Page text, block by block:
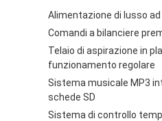
Contattaci
Notizie
Chiedi un preventivo
Alimentazione di lusso
Comandi a bilanciere
Telaio di aspirazione in
funzionamento regolare
Sistema musicale MP3
schede SD
Sistema di controllo